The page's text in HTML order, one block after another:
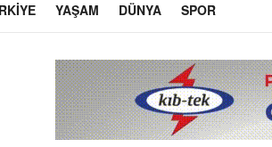
YAŞAM DÜNYA SPOR